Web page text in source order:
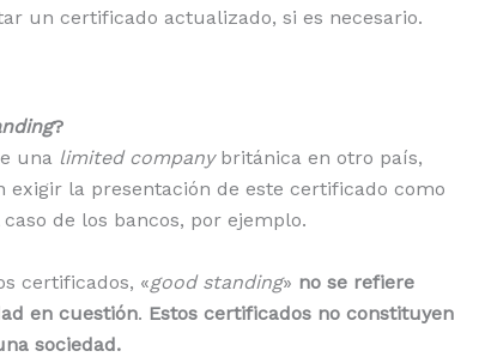
un certificado actualizado, si es necesario.
?
una limited companybritánica en otro país,
la presentación de este certificado como
caso de los bancos, por ejemplo.
certificados, «good standing» no se refiere
en cuestión. Estos certificados no constituyen
sociedad.